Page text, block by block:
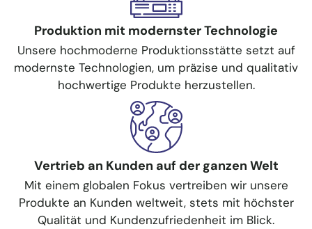
Produktion mit modernster Technologie
Unsere hochmoderne Produktionsstätte setzt auf
modernste Technologien, um präzise und qualitativ
hochwertige Produkte herzustellen.
Vertrieb an Kunden auf der ganzen Welt
Mit einem globalen Fokus vertreiben wir unsere
Produkte an Kunden weltweit, stets mit höchster
Qualität und Kundenzufriedenheit im Blick.